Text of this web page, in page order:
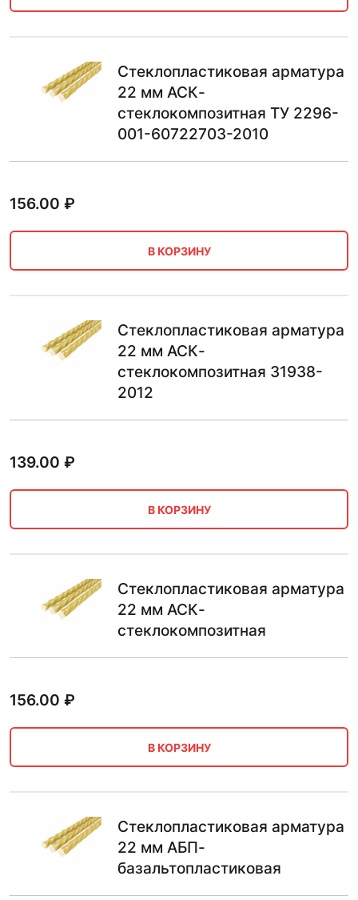
Стеклопластиковая арматура
22 мм АСК-
стеклокомпозитная ТУ 2296-
001-60722703-2010
156.00 ₽
В КОРЗИНУ
Стеклопластиковая арматура
22 мм АСК-
стеклокомпозитная 31938-
2012
139.00 ₽
В КОРЗИНУ
Стеклопластиковая арматура
22 мм АСК-
стеклокомпозитная
156.00 ₽
В КОРЗИНУ
Стеклопластиковая арматура
22 мм АБП-
базальтопластиковая